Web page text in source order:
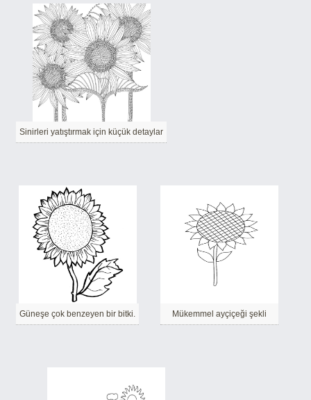
Sinirleri yatıştırmak için küçük detaylar
Güneşe çok benzeyen bir bitki. Mükemmel ayçiçeği şekli